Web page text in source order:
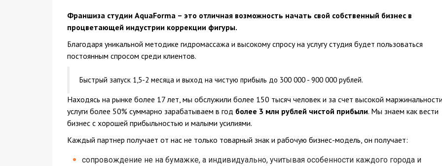
Франшиза студии AquaForma – это отличная возможность начать свой собственный бизнес в
процветающей индустрии коррекции фигуры.
Благодаря уникальной методике гидромассажа и высокому спросу на услугу студия будет пользоваться
постоянным спросом среди клиентов.
Быстрый запуск 1,5-2 месяца и выход на чистую прибыль до 300 000 - 900 000 рублей.
Находясь на рынке более 17 лет, мы обслужили более 150 тысяч человек и за счет высокой маржинальности
услуги более 50% суммарно зарабатываем в год более 3 млн рублей чистой прибыли. Мы знаем как вести
бизнес с хорошей прибыльностью и малыми усилиями.
Каждый партнер получает от нас не только товарный знак и рабочую бизнес-модель, он получает:
сопровождение не на бумажке, а индивидуально, учитывая особенности каждого города и